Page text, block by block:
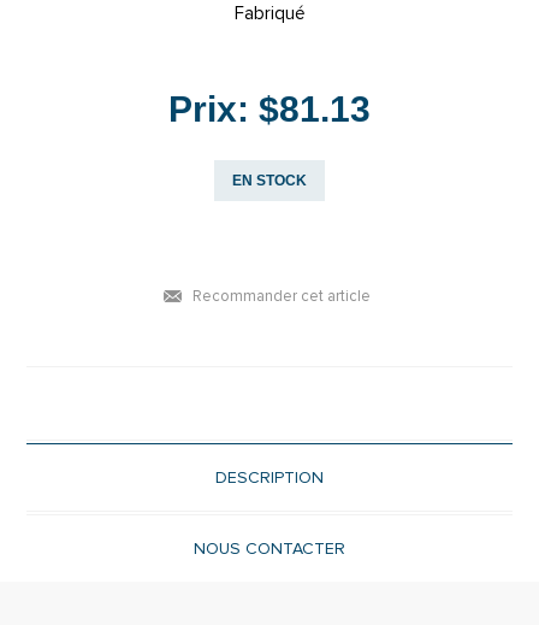
Fabriqué
Prix: $81.13
EN STOCK
Recommander cet article
DESCRIPTION
NOUS CONTACTER